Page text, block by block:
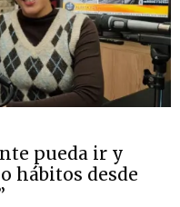
pueda ir y
hábitos desde